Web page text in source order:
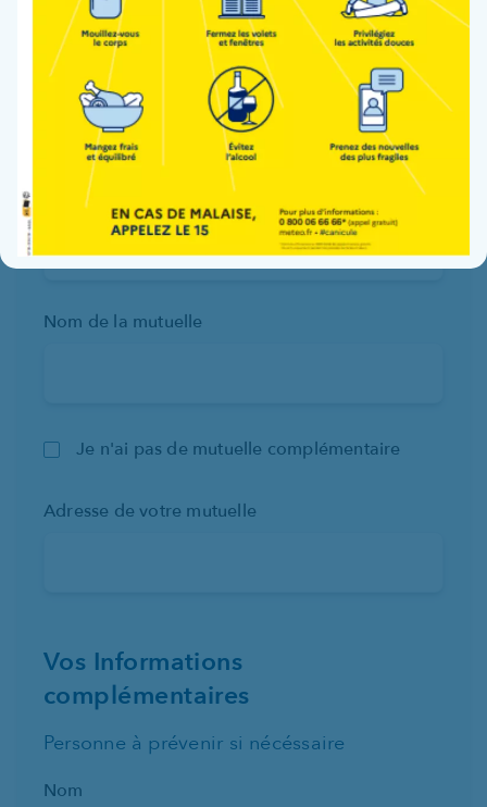
Numéro de sécurité sociale
Je n'ai pas de sécurité sociale
Caisse de sécurité sociale
Nom de la mutuelle
Je n'ai pas de mutuelle complémentaire
Adresse de votre mutuelle
Vos Informations
complémentaires
Personne à prévenir si nécéssaire
Nom